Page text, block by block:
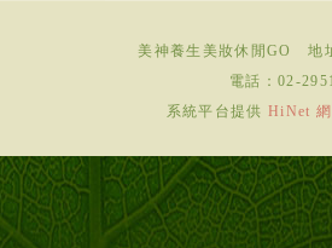
美神養生美妝休閒GO
地
電話： 02-
系統平台提供HiNet